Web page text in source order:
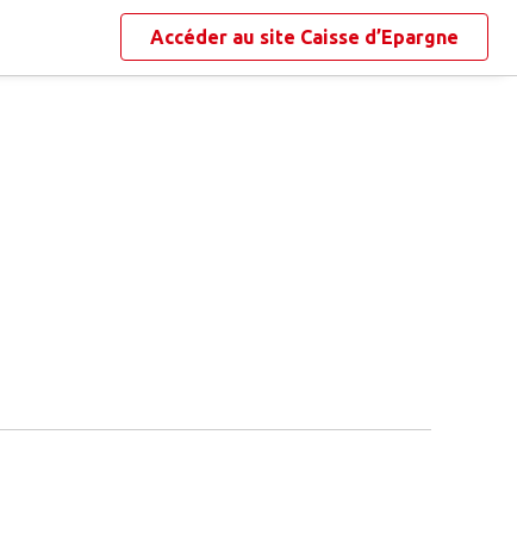
Accéder au site Caisse d’Epargne